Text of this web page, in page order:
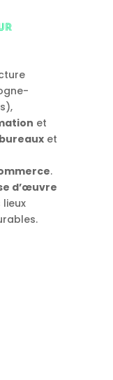
et
bureaux et
.
d’œuvre
lieux